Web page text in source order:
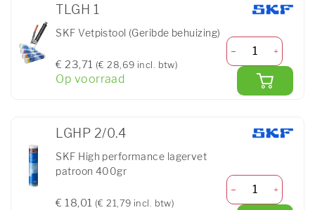
TLGH 1
SKF Vetpistool (Geribde behuizing)
€ 23,71 (€ 28,69 incl. btw)
Op voorraad
LGHP 2/0.4
SKF High performance lagervet
patroon 400gr
€ 18,01 (€ 21,79 incl. btw)